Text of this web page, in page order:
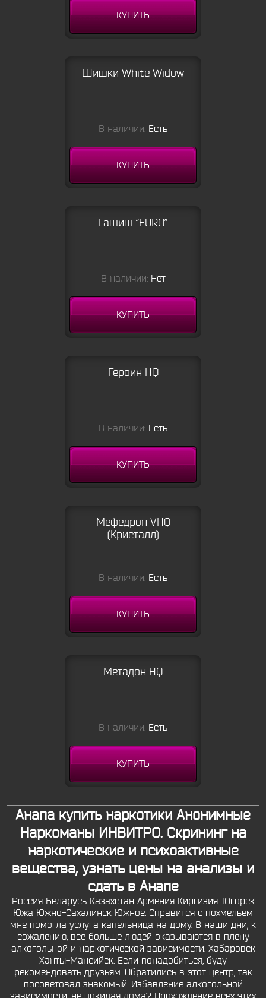
КУПИТЬ
Шишки White Widow
В наличии: Есть
КУПИТЬ
Гашиш “EURO”
В наличии: Нет
КУПИТЬ
Героин HQ
В наличии: Есть
КУПИТЬ
Мефедрон VHQ
(Кристалл)
В наличии: Есть
КУПИТЬ
Метадон HQ
В наличии: Есть
КУПИТЬ
Анапа купить наркотики Анонимные
Наркоманы ИНВИТРО. Скрининг на
наркотические и психоактивные
вещества, узнать цены на анализы и
сдать в Анапе
Россия Беларусь Казахстан Армения Киргизия. Югорск
Южа Южно-Сахалинск Южное. Справится с похмельем
мне помогла услуга капельница на дому. В наши дни, к
сожалению, все больше людей оказываются в плену
алкогольной и наркотической зависимости. Хабаровск
Ханты-Мансийск. Если понадобиться, буду
рекомендовать друзьям. Обратились в этот центр, так
посоветовал знакомый. Избавление алкогольной